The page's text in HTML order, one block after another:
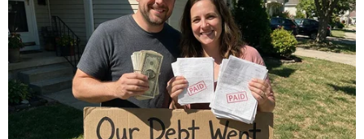
Bình Dương: Cháy lớn tại khu dân cư chưa
xây dựng hạ tầng, bỏ hoang nhiều năm
24/02/2024 22:47